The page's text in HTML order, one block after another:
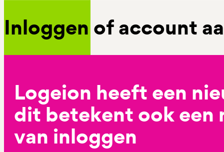
Inloggen of account
Logeion heeft een
dit betekent ook een
van inloggen